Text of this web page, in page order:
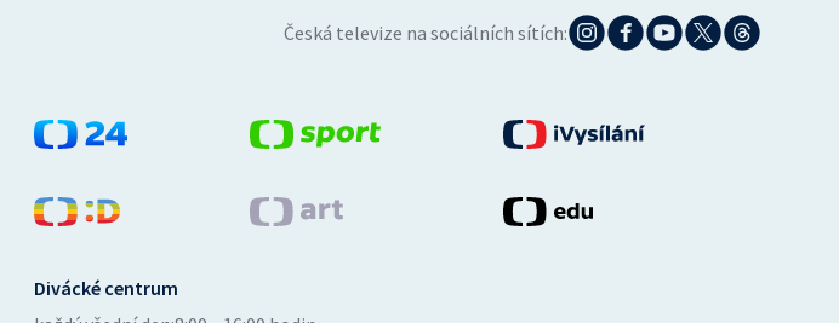
Česká televize na sociálních sítích:
Divácké centrum